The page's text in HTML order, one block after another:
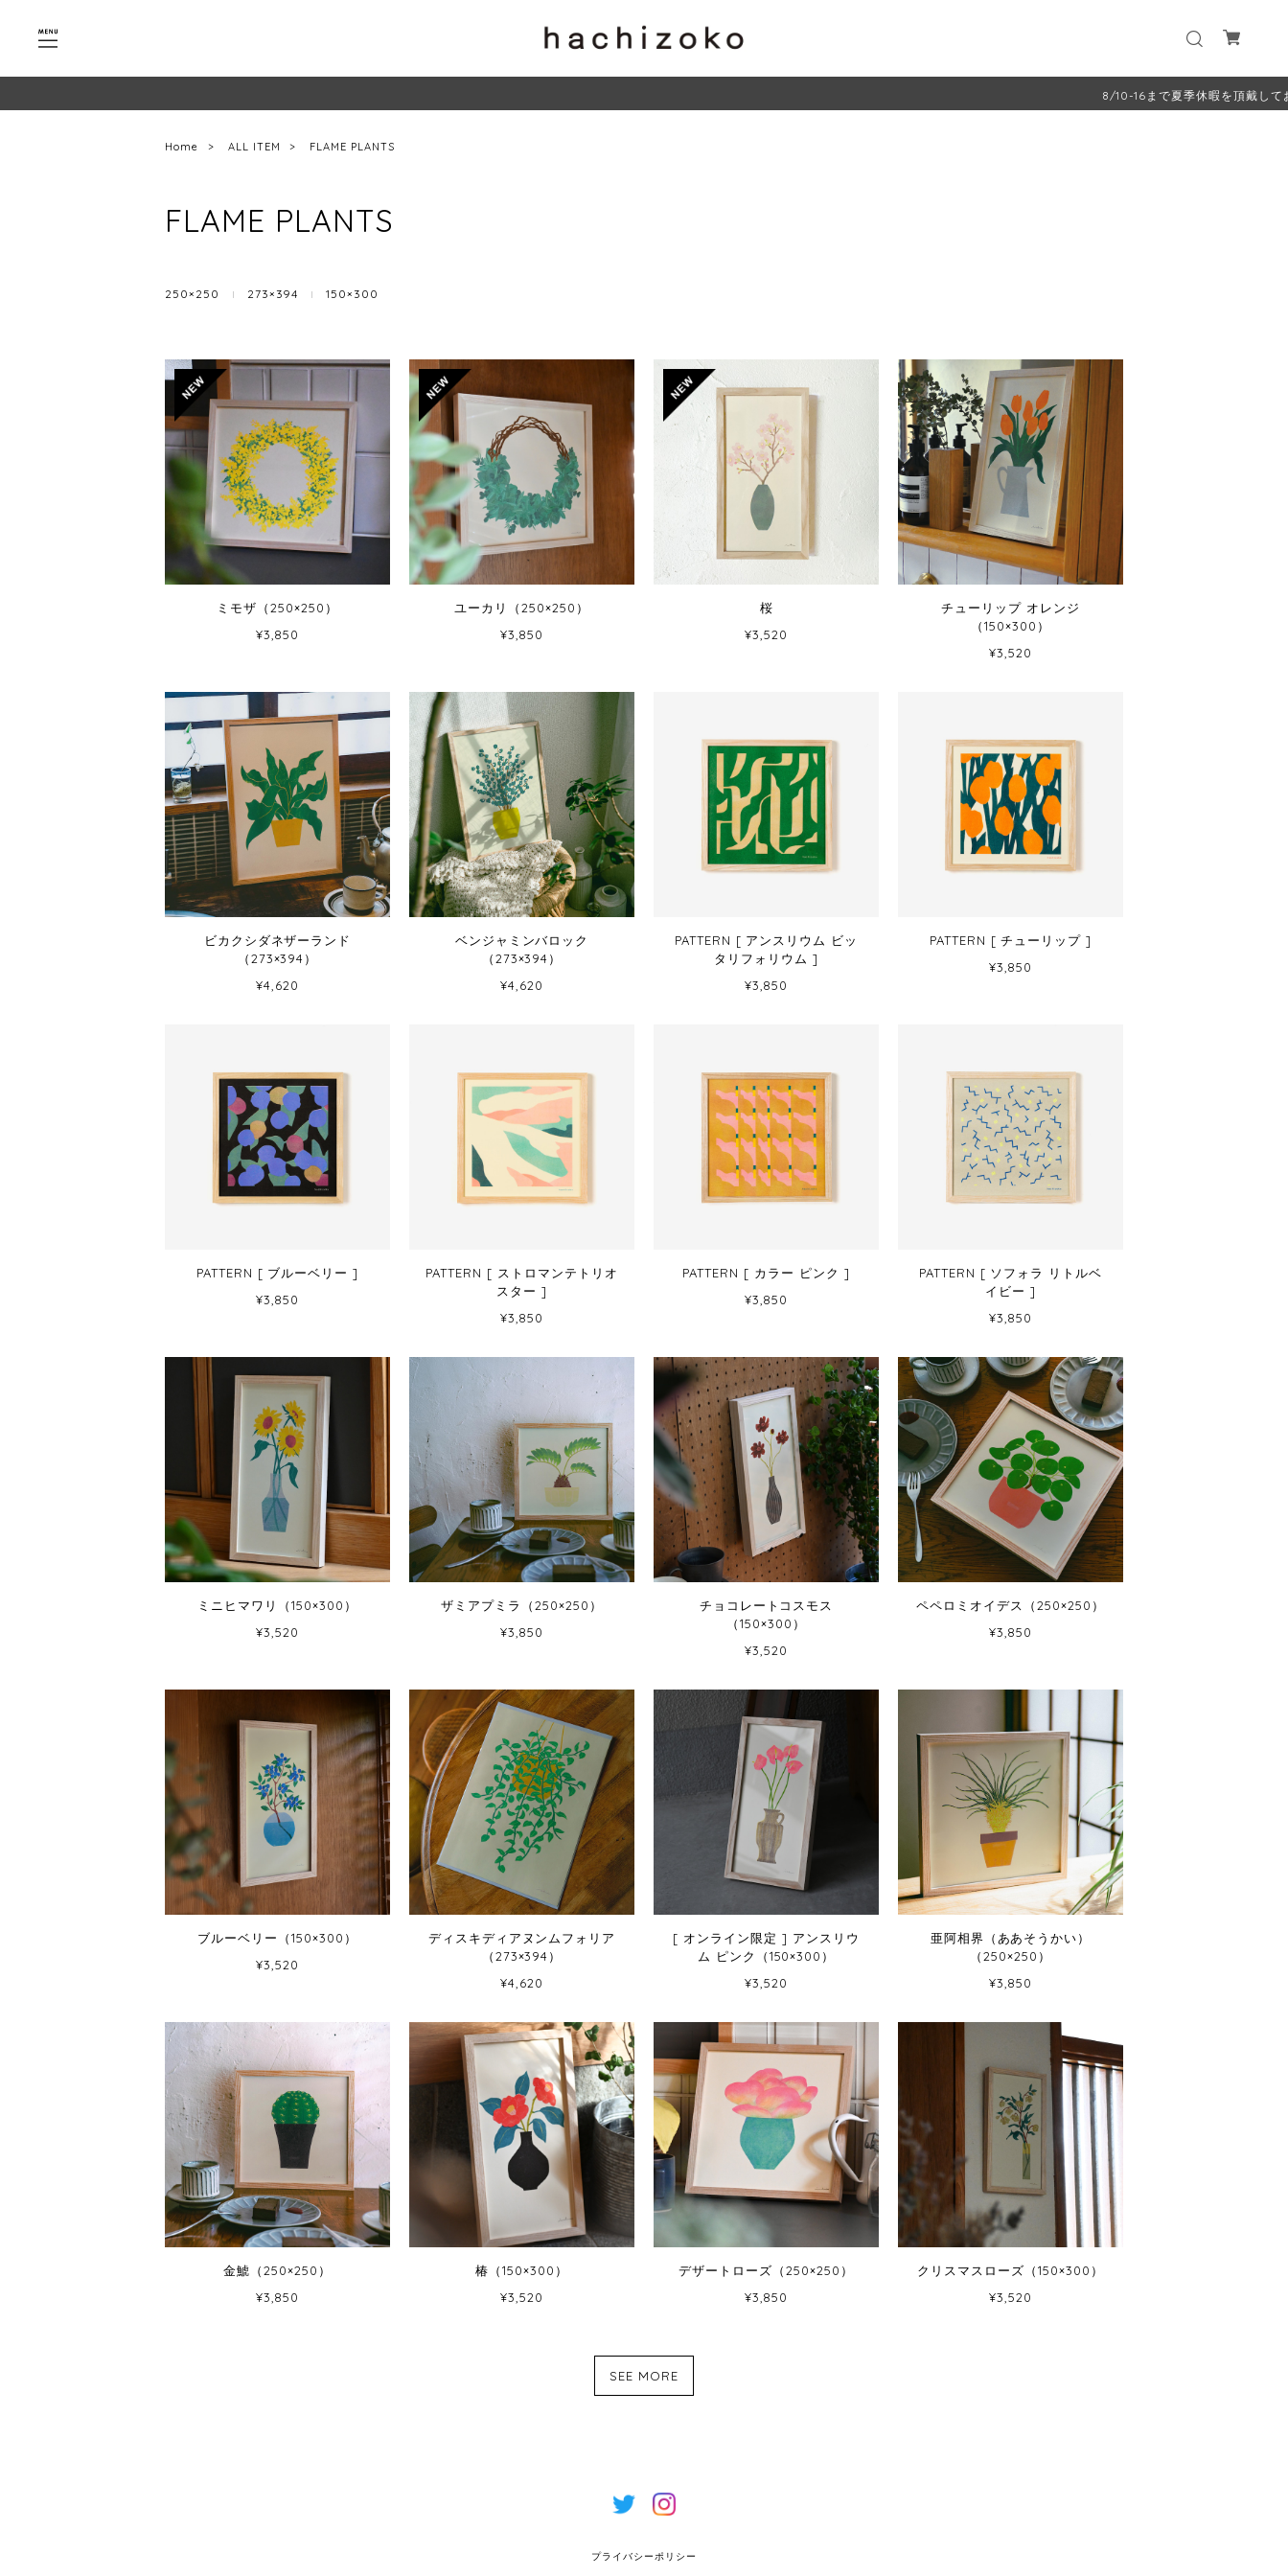
8/10-16まで夏季休暇を頂戴しております。8/17よ
Home ALL ITEM FLAME PLANTS
FLAME PLANTS
250×250 273×394 150×300
ミモザ（250×250）
¥3,850
ユーカリ（250×250）
¥3,850
桜
¥3,520
チューリップ オレンジ
（150×300）
¥3,520
ビカクシダネザーランド
（273×394）
¥4,620
ベンジャミンバロック
（273×394）
¥4,620
PATTERN [ アンスリウム ビッ
タリフォリウム ]
¥3,850
PATTERN [ チューリップ ]
¥3,850
PATTERN [ ブルーベリー ]
¥3,850
PATTERN [ ストロマンテトリオ
スター ]
¥3,850
PATTERN [ カラー ピンク ]
¥3,850
PATTERN [ ソフォラ リトルベ
イビー ]
¥3,850
ミニヒマワリ（150×300）
¥3,520
ザミアプミラ（250×250）
¥3,850
チョコレートコスモス
（150×300）
¥3,520
ペペロミオイデス（250×250）
¥3,850
ブルーベリー（150×300）
¥3,520
ディスキディアヌンムフォリア
（273×394）
¥4,620
[ オンライン限定 ] アンスリウ
ム ピンク（150×300）
¥3,520
亜阿相界（ああそうかい）
（250×250）
¥3,850
金鯱（250×250）
¥3,850
椿（150×300）
¥3,520
デザートローズ（250×250）
¥3,850
クリスマスローズ（150×300）
¥3,520
SEE MORE
プライバシーポリシー